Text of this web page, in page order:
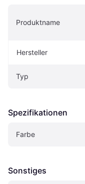
Produktname
Hersteller
Typ
Spezifikationen
Farbe
Sonstiges